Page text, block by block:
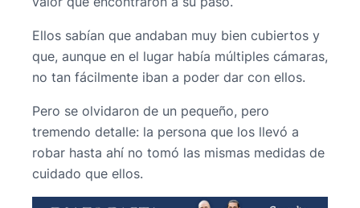
Ellos sabían que andaban muy bien cubiertos y
que, aunque en el lugar había múltiples cámaras,
no tan fácilmente iban a poder dar con ellos.
Pero se olvidaron de un pequeño, pero
tremendo detalle: la persona que los llevó a
robar hasta ahí no tomó las mismas medidas de
cuidado que ellos.